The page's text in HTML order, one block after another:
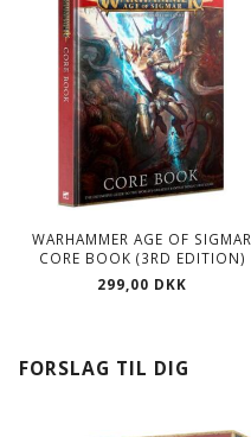
WARHAMMER AGE OF SIGMAR
CORE BOOK (3RD EDITION)
299,00 DKK
FORSLAG TIL DIG